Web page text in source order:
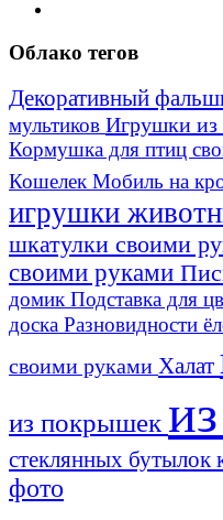
Облако тегов
Декоративный
мультиков Игрушки из
Кормушка для птиц
КошелекМобиль на
игрушки
шкатулки своими
своими руками
домикПодставка для
доска Разновидности
своими руками Халат
из покрышек
стеклянных бутылок
фото